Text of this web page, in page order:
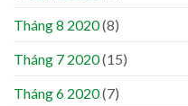
Tháng 8 2020(8)
Tháng 7 2020(15)
Tháng 6 2020(7)